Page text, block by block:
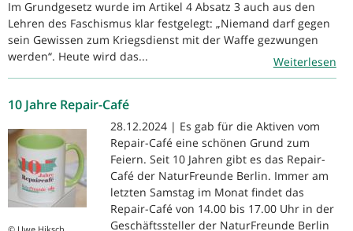
Im Grundgesetz wurde im Artikel 4 Absatz 3 auch aus den
Lehren des Faschismus klar festgelegt: „Niemand darf gegen
sein Gewissen zum Kriegsdienst mit der Waffe gezwungen
werden“. Heute wird das...
Weiterlesen
10 Jahre Repair-Café
28.12.2024 | Es gab für die Aktiven vom
Repair-Café eine schönen Grund zum
Feiern. Seit 10 Jahren gibt es das Repair-
Café der NaturFreunde Berlin. Immer am
letzten Samstag im Monat findet das
Repair-Café von 14.00 bis 17.00 Uhr in der
Geschäftssteller der NaturFreunde Berlin